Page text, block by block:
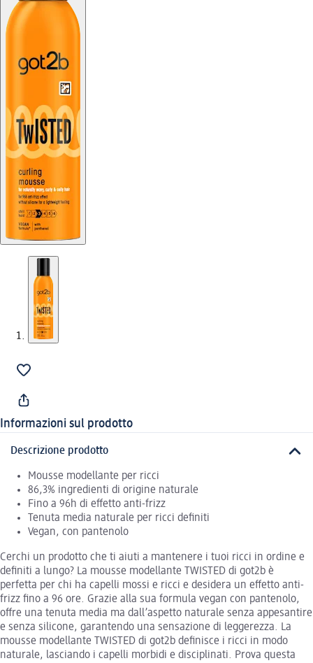
Informazioni sul prodotto
Descrizione prodotto
Mousse modellante per ricci
86,3% ingredienti di origine naturale
Fino a 96h di effetto anti-frizz
Tenuta media naturale per ricci definiti
Vegan, con pantenolo
Cerchi un prodotto che ti aiuti a mantenere i tuoi ricci in ordine e
definiti a lungo? La mousse modellante TWISTED di got2b è
perfetta per chi ha capelli mossi e ricci e desidera un effetto anti-
frizz fino a 96 ore. Grazie alla sua formula vegan con pantenolo,
offre una tenuta media ma dall’aspetto naturale senza appesantire
e senza silicone, garantendo una sensazione di leggerezza. La
mousse modellante TWISTED di got2b definisce i ricci in modo
naturale, lasciando i capelli morbidi e disciplinati. Prova questa